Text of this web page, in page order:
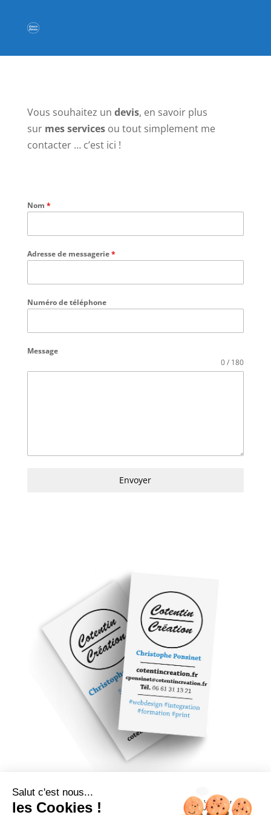
Vous souhaitez un devis, en savoir plus
sur mes servicesou tout simplement me
contacter … c’est ici !
Nom *
Adresse de messagerie*
Numéro de téléphone
Message
0 / 180
Envoyer
Salut c'est nous...
les Cookies !